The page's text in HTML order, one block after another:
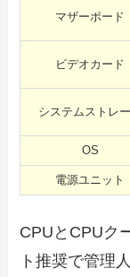
マザーボード
ビデオカード
システムストレ
OS
電源ユニット
CPUとCPUク
ト推奨で管理